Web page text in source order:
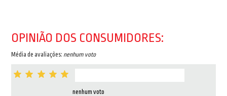
OPINIÃO DOS CONSUMIDORES:
Média de avaliações: nenhum voto
nenhum voto